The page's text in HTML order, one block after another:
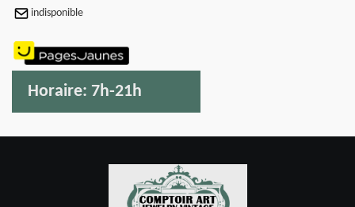
indisponible
Horaire: 7h-21h